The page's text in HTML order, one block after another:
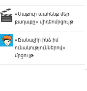
«Մաքուր պահենք մեր
քաղաքը» վիդեոմրցույթ
«Ճանաչի՛ր ինձ իմ
ունակություններով»
մրցույթ